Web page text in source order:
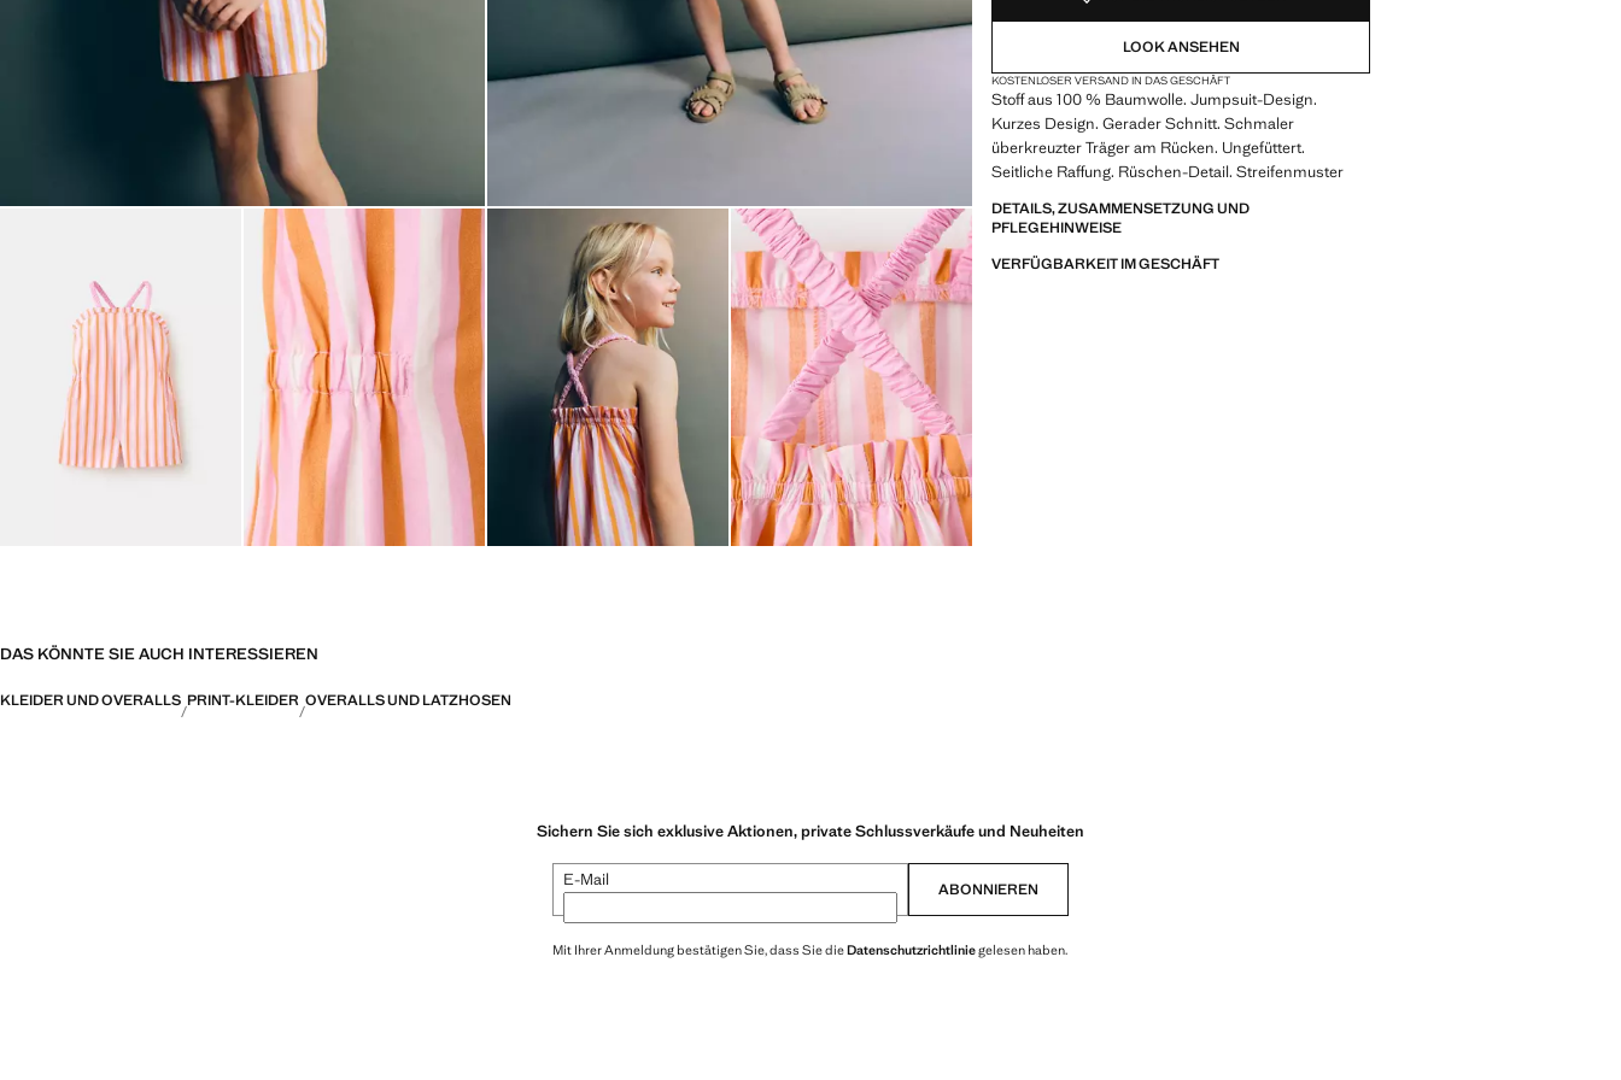
LOOK ANSEHEN
KOSTENLOSER VERSAND IN DAS GESCHÄFT
Stoff aus 100 % Baumwolle. Jumpsuit-Design.
Kurzes Design. Gerader Schnitt. Schmaler
überkreuzter Träger am Rücken. Ungefüttert.
Seitliche Raffung. Rüschen-Detail. Streifenmuster
DETAILS, ZUSAMMENSETZUNG UND
PFLEGEHINWEISE
VERFÜGBARKEIT IM GESCHÄFT
DAS KÖNNTE SIE AUCH INTERESSIEREN
KLEIDER UND OVERALLS PRINT-KLEIDER OVERALLS UND LATZHOSEN
Sichern Sie sich exklusive Aktionen, private Schlussverkäufe und Neuheiten
E-Mail ABONNIEREN
Mit Ihrer Anmeldung bestätigen Sie, dass Sie dieDatenschutzrichtliniegelesen haben.